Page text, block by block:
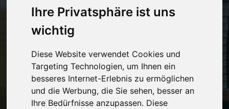
Ihre Privatsphäre ist uns
wichtig
Diese Website verwendet Cookies und
Targeting Technologien, um Ihnen ein
besseres Internet-Erlebnis zu ermöglichen
und die Werbung, die Sie sehen, besser an
Ihre Bedürfnisse anzupassen. Diese
Retouren-
Management?